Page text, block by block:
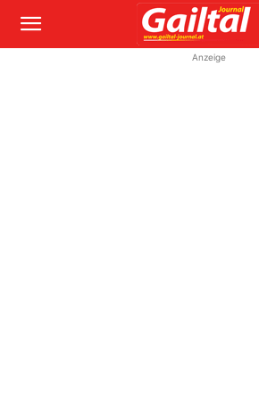
Anzeige